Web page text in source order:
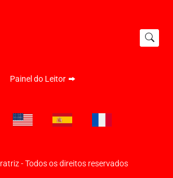
Painel do Leitor
- Todos os direitos reservados
para melhorar sua experiência